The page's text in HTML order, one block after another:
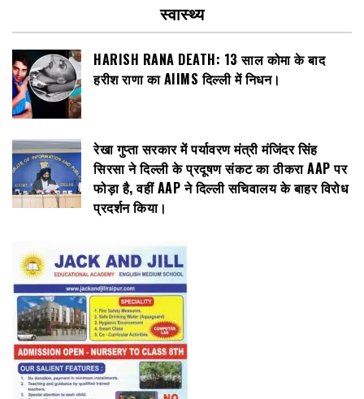
स्वास्थ्य
HARISH RANA DEATH: 13 साल कोमा के बाद
हरीश राणा का AIIMS दिल्ली में निधन।
रेखा गुप्ता सरकार में पर्यावरण मंत्री मंजिंदर सिंह
सिरसा ने दिल्ली के प्रदूषण संकट का ठीकरा AAP पर
फोड़ा है, वहीं AAP ने दिल्ली सचिवालय के बाहर विरोध
प्रदर्शन किया।